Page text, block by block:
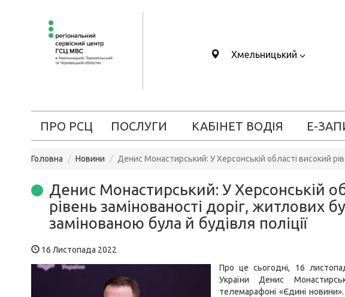
Хмельницький
ПРО РСЦ ПОСЛУГИ КАБІНЕТ ВОДІЯ Е-
Головна Новини Денис Монастирський: У Херсонській області високий
Денис Монастирський: У Херсонській
рівень замінованості доріг, житлових
замінованою була й будівля поліції
16 Листопада 2022
Про це сьогодні, 16
України Денис
телемарафоні «Єдині новини».